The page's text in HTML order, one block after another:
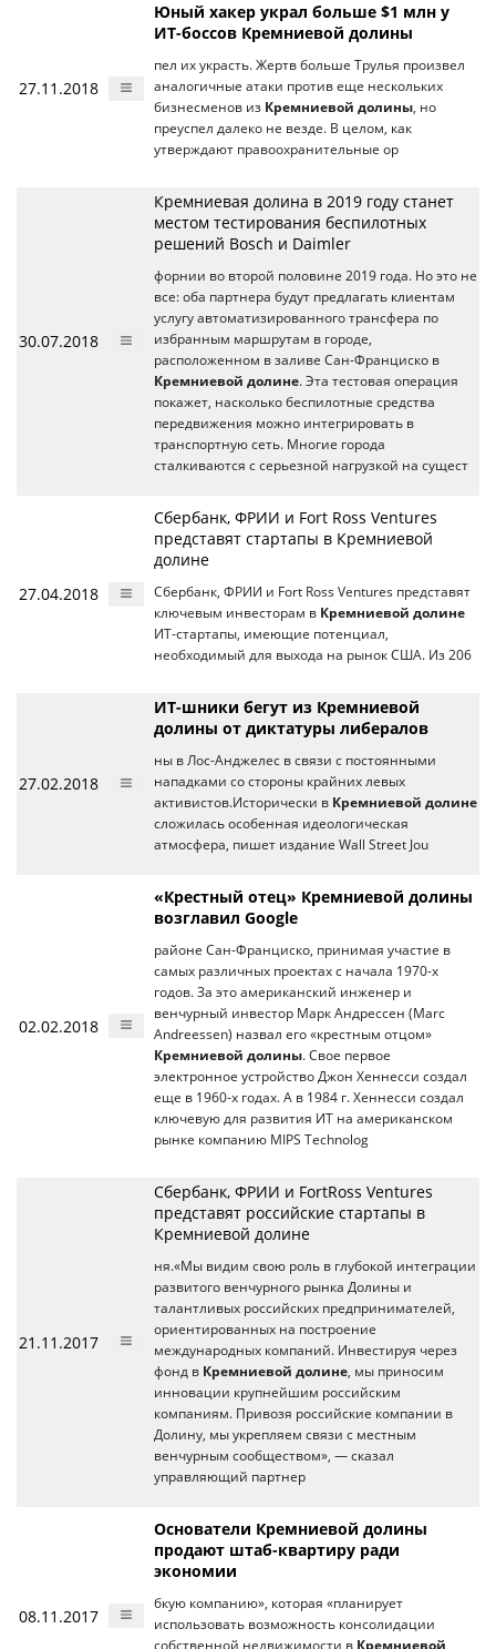
27.11.2018
Юный хакер украл больше $1 млн у
ИТ-боссов Кремниевой долины
пел их украсть. Жертв больше Трулья произвел
аналогичные атаки против еще нескольких
бизнесменов из Кремниевой долины, но
преуспел далеко не везде. В целом, как
утверждают правоохранительные ор
30.07.2018
Кремниевая долина в 2019 году станет
местом тестирования беспилотных
решений Bosch и Daimler
форнии во второй половине 2019 года. Но это не
все: оба партнера будут предлагать клиентам
услугу автоматизированного трансфера по
избранным маршрутам в городе,
расположенном в заливе Сан-Франциско в
Кремниевой долине. Эта тестовая операция
покажет, насколько беспилотные средства
передвижения можно интегрировать в
транспортную сеть. Многие города
сталкиваются с серьезной нагрузкой на сущест
27.04.2018
Сбербанк, ФРИИ и Fort Ross Ventures
представят стартапы в Кремниевой
долине
Сбербанк, ФРИИ и Fort Ross Ventures представят
ключевым инвесторам в Кремниевой долине
ИТ-стартапы, имеющие потенциал,
необходимый для выхода на рынок США. Из 206
27.02.2018
ИТ-шники бегут из Кремниевой
долины от диктатуры либералов
ны в Лос-Анджелес в связи с постоянными
нападками со стороны крайних левых
активистов.Исторически в Кремниевой долине
сложилась особенная идеологическая
атмосфера, пишет издание Wall Street Jou
02.02.2018
«Крестный отец» Кремниевой долины
возглавил Google
районе Сан-Франциско, принимая участие в
самых различных проектах с начала 1970-х
годов. За это американский инженер и
венчурный инвестор Марк Андрессен (Marc
Andreessen) назвал его «крестным отцом»
Кремниевой долины. Свое первое
электронное устройство Джон Хеннесси создал
еще в 1960-х годах. А в 1984 г. Хеннесси создал
ключевую для развития ИТ на американском
рынке компанию MIPS Technolog
21.11.2017
Сбербанк, ФРИИ и FortRoss Ventures
представят российские стартапы в
Кремниевой долине
ня.«Мы видим свою роль в глубокой интеграции
развитого венчурного рынка Долины и
талантливых российских предпринимателей,
ориентированных на построение
международных компаний. Инвестируя через
фонд в Кремниевой долине, мы приносим
инновации крупнейшим российским
компаниям. Привозя российские компании в
Долину, мы укрепляем связи с местным
венчурным сообществом», — сказал
управляющий партнер
08.11.2017
Основатели Кремниевой долины
продают штаб-квартиру ради
экономии
бкую компанию», которая «планирует
использовать возможность консолидации
собственной недвижимости в Кремниевой